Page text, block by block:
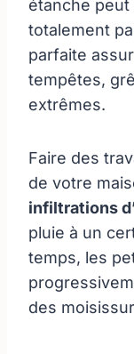
étanche
totalement
parfaite
tempêtes,
extrêmes.
Faire des
de votre
infiltrations
pluie à un
temps, les
des